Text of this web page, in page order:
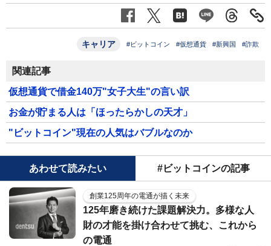
キャリア #ビットコイン #仮想通貨 #新興国 #詐欺
関連記事
仮想通貨で借金140万"女子大生"の言い訳
お金が貯まる人は「ほったらかしの天才」
"ビットコイン"現在の人気はバブルなのか
あわせて読みたい #ビットコインの記事
創業125周年の電通が描く未来
125年磨き続けた課題解決力。多様な人
財の才能を掛け合わせて挑む、これから
の電通